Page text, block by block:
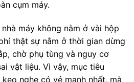
cụm máy.
máy không nằm ở vài hộp
thật sự nằm ở thời gian dừng
chờ phụ tùng và nguy cơ
vật liệu. Vì vậy, mục tiêu
nghe có vẻ mạnh nhất, mà